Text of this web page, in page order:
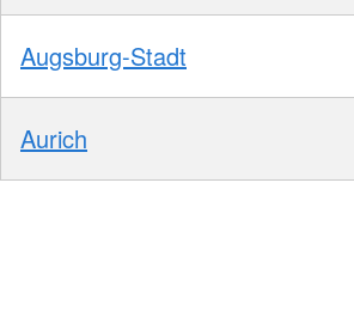
Augsburg-Stadt
Aurich